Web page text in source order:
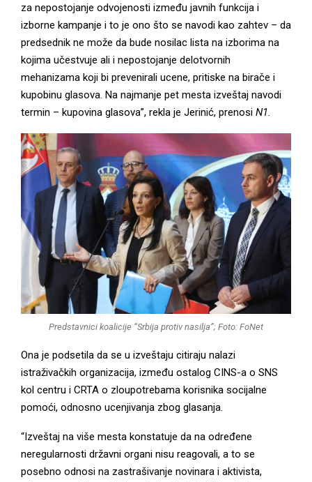
za nepostojanje odvojenosti između javnih funkcija i
izborne kampanje i to je ono što se navodi kao zahtev – da
predsednik ne može da bude nosilac lista na izborima na
kojima učestvuje ali i nepostojanje delotvornih
mehanizama koji bi prevenirali ucene, pritiske na birače i
kupobinu glasova. Na najmanje pet mesta izveštaj navodi
termin – kupovina glasova”, rekla je Jerinić, prenosi N1.
Predstavnici koalicije “Srbija protiv nasilja”; Foto: FoNet
Ona je podsetila da se u izveštaju citiraju nalazi
istraživačkih organizacija, između ostalog CINS-a o SNS
kol centru i CRTA o zloupotrebama korisnika socijalne
pomoći, odnosno ucenjivanja zbog glasanja.
“Izveštaj na više mesta konstatuje da na određene
neregularnosti državni organi nisu reagovali, a to se
posebno odnosi na zastrašivanje novinara i aktivista,